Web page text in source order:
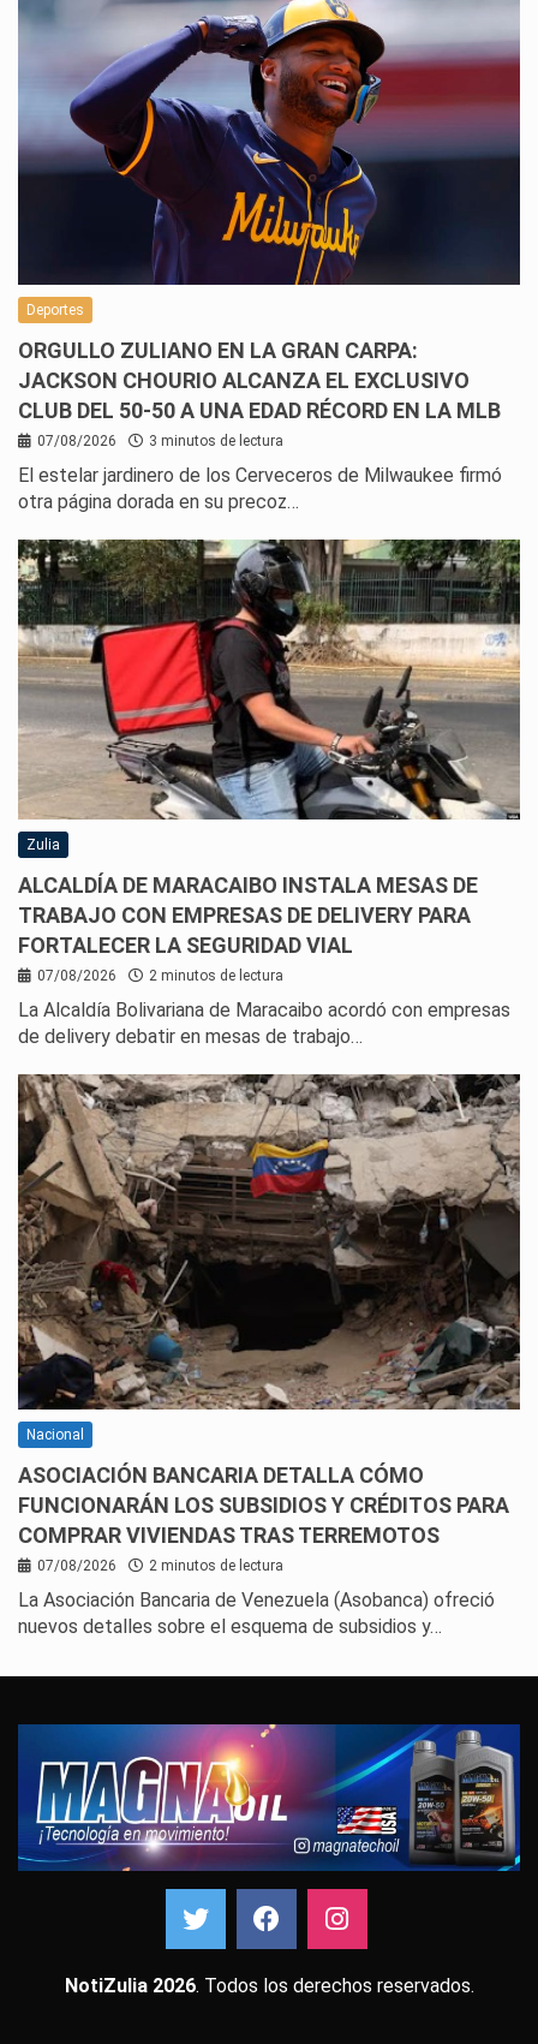
Deportes
ORGULLO ZULIANO EN LA GRAN CARPA:
JACKSON CHOURIO ALCANZA EL EXCLUSIVO
CLUB DEL 50-50 A UNA EDAD RÉCORD EN LA MLB
07/08/2026 3 minutos de lectura
El estelar jardinero de los Cerveceros de Milwaukee firmó
otra página dorada en su precoz…
Zulia
ALCALDÍA DE MARACAIBO INSTALA MESAS DE
TRABAJO CON EMPRESAS DE DELIVERY PARA
FORTALECER LA SEGURIDAD VIAL
07/08/2026 2 minutos de lectura
La Alcaldía Bolivariana de Maracaibo acordó con empresas
de delivery debatir en mesas de trabajo…
Nacional
ASOCIACIÓN BANCARIA DETALLA CÓMO
FUNCIONARÁN LOS SUBSIDIOS Y CRÉDITOS PARA
COMPRAR VIVIENDAS TRAS TERREMOTOS
07/08/2026 2 minutos de lectura
La Asociación Bancaria de Venezuela (Asobanca) ofreció
nuevos detalles sobre el esquema de subsidios y…
NotiZulia 2026. Todos los derechos reservados.